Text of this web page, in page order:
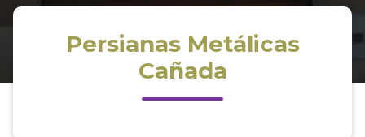
Persianas Metálicas
Cañada